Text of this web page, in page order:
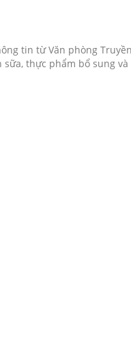
tin từ Văn phòng
sữa, thực phẩm bổ sung